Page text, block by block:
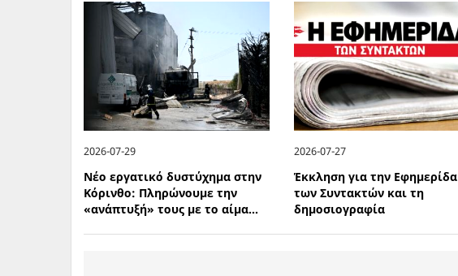
2026-07-29
Νέο εργατικό δυστύχημα στην
Κόρινθο: Πληρώνουμε την
«ανάπτυξή» τους με το αίμα...
2026-07-27
Έκκληση για την Εφημερίδα
των Συντακτών και τη
δημοσιογραφία